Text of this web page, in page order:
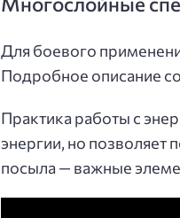
Для боевого
Подробное описание
Практика работы с
энергии, но позволяет
посыла — важные